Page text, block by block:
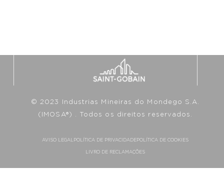
© 2023 Industrias Mineiras do Mondego S.A.
(IMOSA®) . Todos os direitos reservados.
AVISO LEGAL POLÍTICA DE PRIVACIDADEPOLÍTICA DE COOKIES
LIVRO DE RECLAMAÇÕES